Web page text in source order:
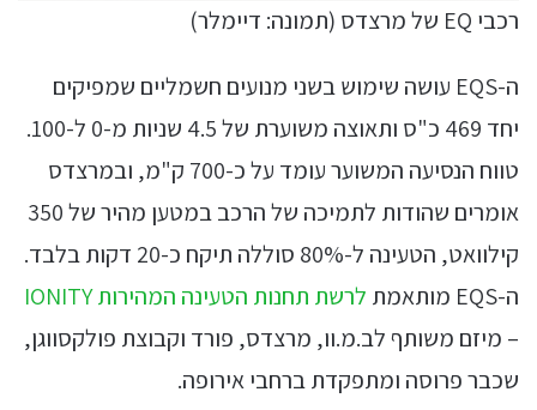
רכבי EQ של מרצדס (תמונה: דיימלר)
ה-EQS עושה שימוש בשני מנועים חשמליים שמפיקים
יחד 469 כ"ס ותאוצה משוערת של 4.5 שניות מ-0 ל-100.
טווח הנסיעה המשוער עומד על כ-700 ק"מ, ובמרצדס
אומרים שהודות לתמיכה של הרכב במטען מהיר של 350
קילוואט, הטעינה ל-80% סוללה תיקח כ-20 דקות בלבד.
ה-EQS מותאמת
לרשת תחנות הטעינה המהירות IONITY
– מיזם משותף לב.מ.וו, מרצדס, פורד וקבוצת פולקסווגן,
שכבר פרוסה ומתפקדת ברחבי אירופה.